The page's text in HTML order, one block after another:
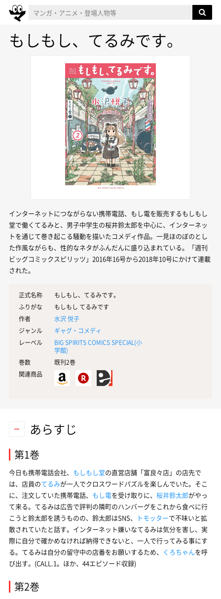
もしもし、てるみです。
インターネットにつながらない携帯電話、もし電を販売するもしもし
堂で働くてるみと、男子中学生の桜井鈴太郎を中心に、インターネッ
トを通じて巻き起こる騒動を描いたコメディ作品。一見ほのぼのとし
た作風ながらも、性的なネタがふんだんに盛り込まれている。「週刊
ビッグコミックスピリッツ」2016年16号から2018年10号にかけて連載
された。
正式名称
もしもし、てるみです。
ふりがな
もしもし てるみです
作者
水沢 悦子
ジャンル
ギャグ・コメディ
レーベル
BIG SPIRITS COMICS SPECIAL(小
学館)
巻数
既刊2巻
関連商品
あらすじ
第1巻
今日も携帯電話会社、 もしもし堂の直営店舗「富良々店」の店先で
は、店員のてるみが一人でクロスワードパズルを楽しんでいた。そこ
に、注文していた携帯電話、 もし電を受け取りに、 桜井鈴太郎がやっ
て来る。てるみは広告で評判の隣町のハンバーグをこれから食べに行
こうと鈴太郎を誘うものの、鈴太郎はSNS、
トモッターで不味いと拡
散されていたと話す。インターネット嫌いなてるみは気分を害し、実
際に自分で確かめなければ納得できないと、一人で行ってみる事にす
る。てるみは自分の留守中の店番をお願いするため、 くろちゃんを呼
び出す。(CALL.1。ほか、44エピソード収録)
第2巻